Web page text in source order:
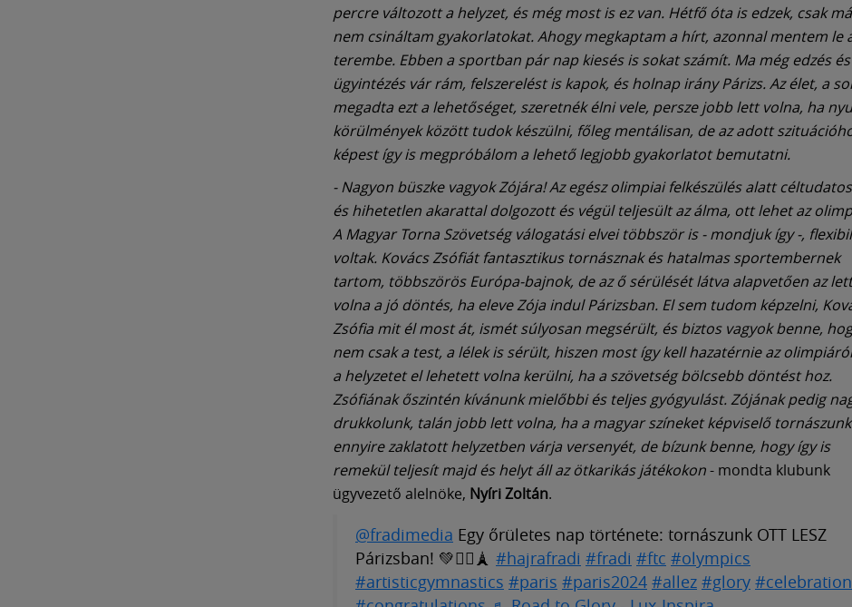
percre változott a helyzet, és még most is ez van. Hétfő óta is edzek, csak
nem csináltam gyakorlatokat. Ahogy megkaptam a hírt, azonnal mentem le
terembe. Ebben a sportban pár nap kiesés is sokat számít. Ma még edzés és
ügyintézés vár rám, felszerelést is kapok, és holnap irány Párizs. Az élet, a
megadta ezt a lehetőséget, szeretnék élni vele, persze jobb lett volna, ha
körülmények között tudok készülni, főleg mentálisan, de az adott
képest így is megpróbálom a lehető legjobb gyakorlatot bemutatni.
- Nagyon büszke vagyok Zójára! Az egész olimpiai felkészülés alatt
és hihetetlen akarattal dolgozott és végül teljesült az álma, ott lehet az
A Magyar Torna Szövetség válogatási elvei többször is - mondjuk így -,
voltak. Kovács Zsófiát fantasztikus tornásznak és hatalmas sportembernek
tartom, többszörös Európa-bajnok, de az ő sérülését látva alapvetően az lett
volna a jó döntés, ha eleve Zója indul Párizsban. El sem tudom képzelni,
Zsófia mit él most át, ismét súlyosan megsérült, és biztos vagyok benne,
nem csak a test, a lélek is sérült, hiszen most így kell hazatérnie az
a helyzetet el lehetett volna kerülni, ha a szövetség bölcsebb döntést hoz.
Zsófiának őszintén kívánunk mielőbbi és teljes gyógyulást. Zójának pedig
drukkolunk, talán jobb lett volna, ha a magyar színeket képviselő
ennyire zaklatott helyzetben várja versenyét, de bízunk benne, hogy így is
remekül teljesít majd és helyt áll az ötkarikás játékokon- mondta klubunk
ügyvezető alelnöke, Nyíri Zoltán.
@fradimedia Egy őrületes nap története: tornászunk OTT LESZ
Párizsban! 💚🤸‍♀️🗼 #hajrafradi #fradi #ftc #olympics
#artisticgymnastics #paris #paris2024 #allez #glory #celebration